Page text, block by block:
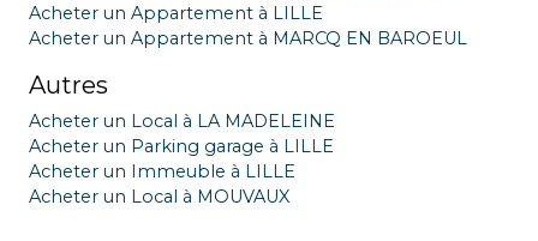
Acheter un Appartement à LILLE
Acheter un Appartement à MARCQ EN BAROEUL
Autres
Acheter un Local à LA MADELEINE
Acheter un Parking garage à LILLE
Acheter un Immeuble à LILLE
Acheter un Local à MOUVAUX